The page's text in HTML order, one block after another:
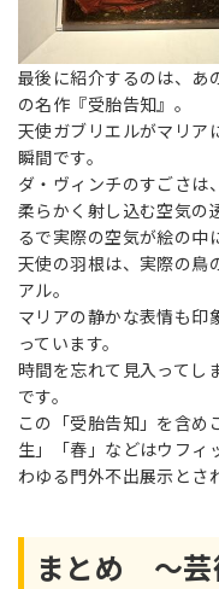
最後に紹介するのは、あ
の名作『受胎告知』。
天使ガブリエルがマリア
瞬間です。
ダ・ヴィンチのすごさは
柔らかく射し込む空気の
るで実際の空気が絵の中
天使の羽根は、実際の鳥
アル。
マリアの静かな表情も印
っています。
時間を忘れて見入ってし
です。
この「受胎告知」を含め
生」「春」などはウフィ
わゆる門外不出展示とさ
まとめ ～芸